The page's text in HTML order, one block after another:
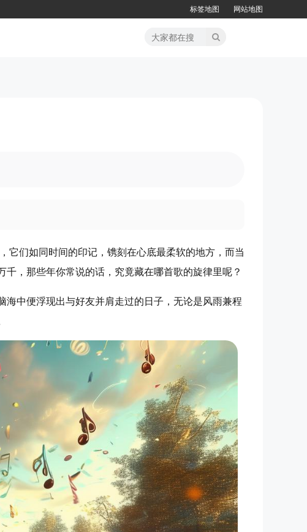
标签地图 网站地图
它们如同时间的印记，镌刻在心底最柔软的地方，而当
，那些年你常说的话，究竟藏在哪首歌的旋律里呢？
中便浮现出与好友并肩走过的日子，无论是风雨兼程